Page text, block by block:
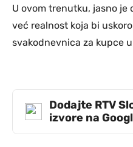
U ovom trenutku, jasno je
već realnost koja bi
svakodnevnica za kupce
Dodajte RTV
izvore na